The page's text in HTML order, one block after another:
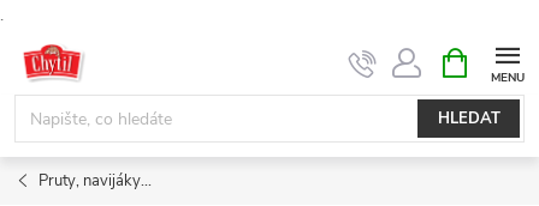
.
obsah
HLEDAT
NÁKUPNÍ
KOŠÍK
Pruty, navijáky...